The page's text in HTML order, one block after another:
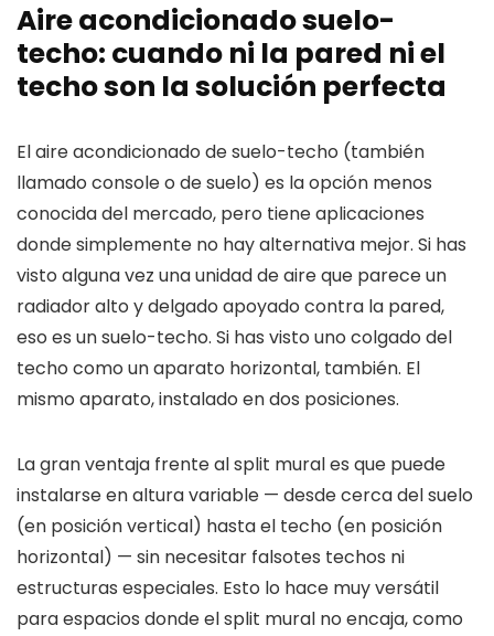
Aire acondicionado suelo-
techo: cuando ni la pared ni el
techo son la solución perfecta
El aire acondicionado de suelo-techo (también
llamado console o de suelo) es la opción menos
conocida del mercado, pero tiene aplicaciones
donde simplemente no hay alternativa mejor. Si has
visto alguna vez una unidad de aire que parece un
radiador alto y delgado apoyado contra la pared,
eso es un suelo-techo. Si has visto uno colgado del
techo como un aparato horizontal, también. El
mismo aparato, instalado en dos posiciones.
La gran ventaja frente al split mural es que puede
instalarse en altura variable — desde cerca del suelo
(en posición vertical) hasta el techo (en posición
horizontal) — sin necesitar falsotes techos ni
estructuras especiales. Esto lo hace muy versátil
para espacios donde el split mural no encaja, como